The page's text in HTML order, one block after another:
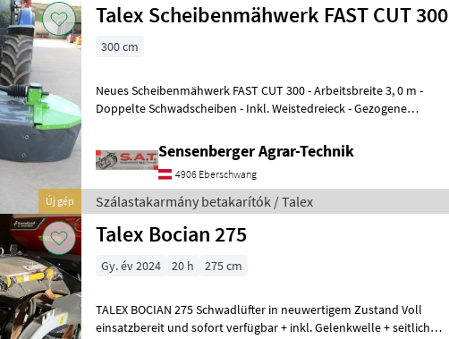
Új gép
Talex Scheibenmähwerk FAST CUT 300
300 cm
Neues Scheibenmähwerk FAST CUT 300 - Arbeitsbreite 3, 0 m -
Doppelte Schwadscheiben - Inkl. Weistedreieck - Gezogene
Sensenberger Agrar-Technik
4906 Eberschwang
Szálastakarmány betakarítók / Talex
Talex Bocian 275
Gy. év 2024 20 h 275 cm
TALEX BOCIAN 275 Schwadlüfter in neuwertigem Zustand Voll
einsatzbereit und sofort verfügbar + inkl. Gelenkwelle + seitlich